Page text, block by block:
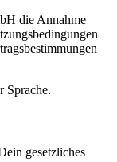
die Annahme
Sprache.
gesetzliches